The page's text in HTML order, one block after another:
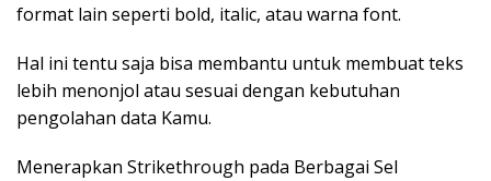
format lain seperti bold, italic, atau warna font.
Hal ini tentu saja bisa membantu untuk membuat teks
lebih menonjol atau sesuai dengan kebutuhan
pengolahan data Kamu.
Menerapkan Strikethrough pada Berbagai Sel